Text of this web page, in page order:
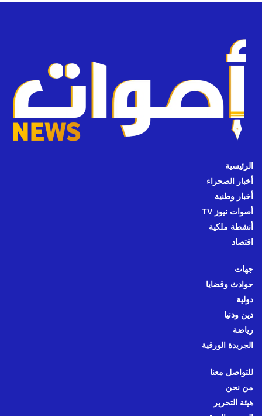
الرئيسية
أخبار الصحراء
أخبار وطنية
أصوات نيوز TV
أنشطة ملكية
اقتصاد
جهات
حوادث وقضايا
دولية
دين ودنيا
رياضة
الجريدة الورقية
للتواصل معنا
من نحن
هيئة التحرير